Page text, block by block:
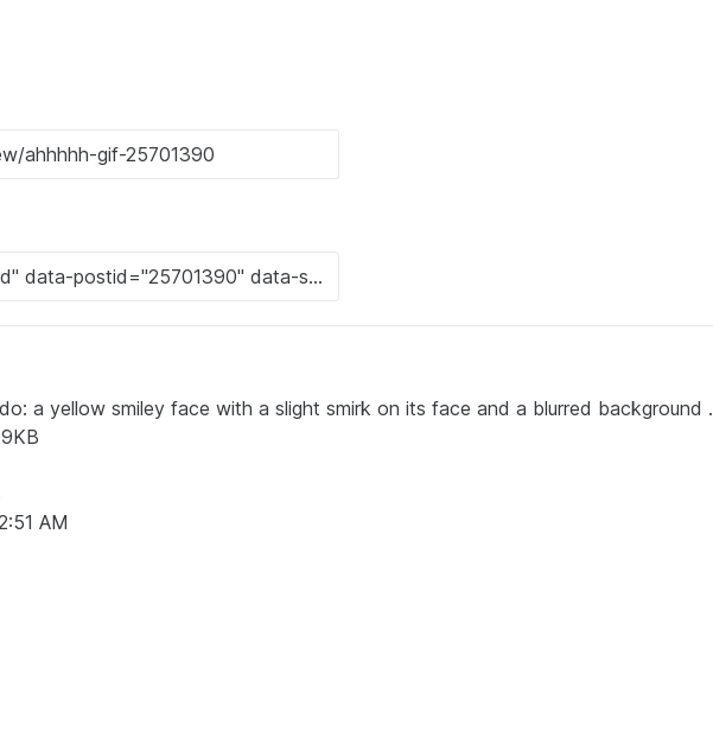
a yellow smiley face with a slight smirk on its face and a blurred background .
AM